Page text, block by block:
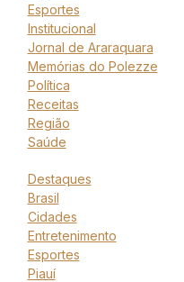
Esportes
Institucional
Jornal de Araraquara
Memórias do Polezze
Política
Receitas
Região
Saúde
Destaques
Brasil
Cidades
Entretenimento
Esportes
Piauí